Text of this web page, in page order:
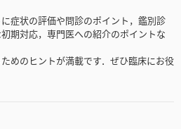
症状の評価や問診のポイント，鑑別診
期対応，専門医への紹介のポイントな
めのヒントが満載です．ぜひ臨床にお役